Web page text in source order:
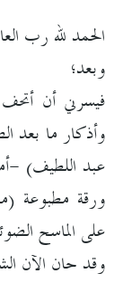
ع
الحمد لله رب
وبعد؛
فيسرني أن أتحف
وأذكار ما بعد
عبد اللطيف) -
ورقة مطبوعة
على الماسح
وقد حان الآن